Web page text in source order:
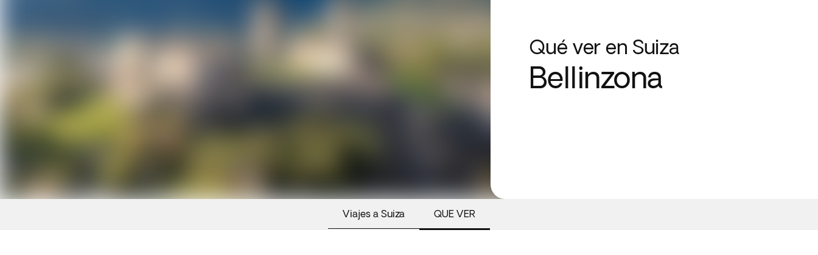
Qué ver en Suiza
Bellinzona
Viajes a Suiza QUE VER